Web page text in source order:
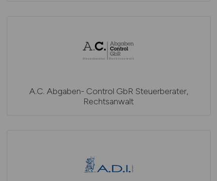
A.C. Abgaben- Control GbR Steuerberater,
Rechtsanwalt